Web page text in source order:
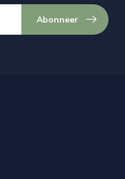
Abonneer